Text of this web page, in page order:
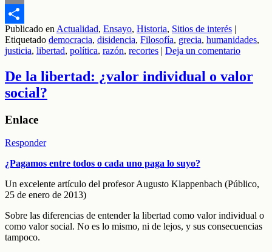
Email
Compartir
Publicado en Actualidad, Ensayo, Historia, Sitios de interés |
Etiquetado democracia, disidencia, Filosofía, grecia, humanidades,
justicia, libertad, política, razón, recortes | Deja un comentario
De la libertad: ¿valor individual o valor
social?
Enlace
Responder
¿Pagamos entre todos o cada uno paga lo suyo?
Un excelente artículo del profesor Augusto Klappenbach (Público,
25 de enero de 2013)
Sobre las diferencias de entender la libertad como valor individual o
como valor social. No es lo mismo, ni de lejos, y sus consecuencias
tampoco.